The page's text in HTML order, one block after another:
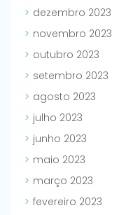
dezembro 2023
novembro 2023
outubro 2023
setembro 2023
agosto 2023
julho 2023
junho 2023
maio 2023
março 2023
fevereiro 2023